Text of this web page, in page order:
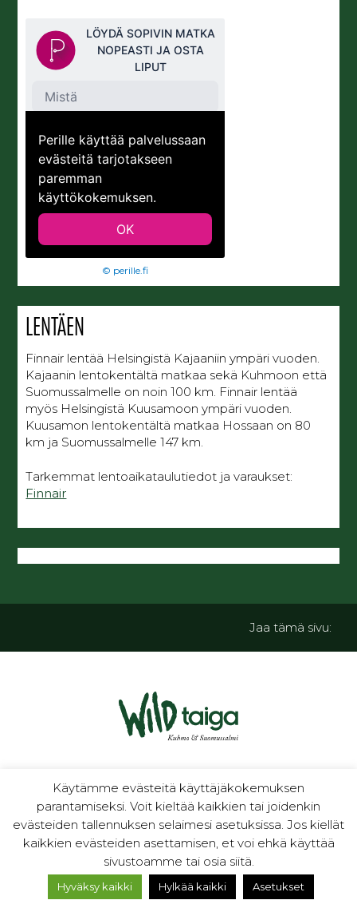
© perille.fi
LENTÄEN
Finnair lentää Helsingistä Kajaaniin ympäri vuoden.
Kajaanin lentokentältä matkaa sekä Kuhmoon että
Suomussalmelle on noin 100 km. Finnair lentää
myös Helsingistä Kuusamoon ympäri vuoden.
Kuusamon lentokentältä matkaa Hossaan on 80
km ja Suomussalmelle 147 km.
Tarkemmat lentoaikataulutiedot ja varaukset:
Finnair
Jaa tämä sivu:
luontoa ja kulttuuria
© 2018 - 2026 Idän Taiga ry . Site: Kouta
Käytämme evästeitä käyttäjäkokemuksen
parantamiseksi. Voit kieltää kaikkien tai joidenkin
evästeiden tallennuksen selaimesi asetuksissa. Jos kiellät
kaikkien evästeiden asettamisen, et voi ehkä käyttää
sivustoamme tai osia siitä.
Hyväksy kaikki Hylkää kaikki Asetukset